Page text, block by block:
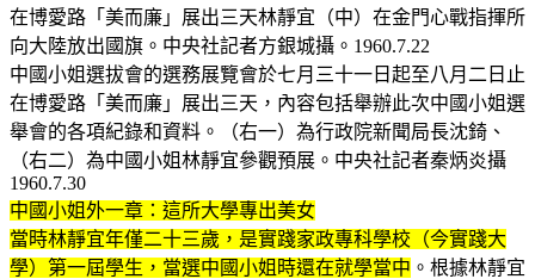
在博愛路「美而廉」展出三天林靜宜（中）在金門心戰指揮所
向大陸放出國旗。中央社記者方銀城攝。1960.7.22
中國小姐選拔會的選務展覽會於七月三十一日起至八月二日止
在博愛路「美而廉」展出三天，內容包括舉辦此次中國小姐選
舉會的各項紀錄和資料。（右一）為行政院新聞局長沈錡、
（右二）為中國小姐林靜宜參觀預展。中央社記者秦炳炎攝
1960.7.30
中國小姐外一章：這所大學專出美女
當時林靜宜年僅二十三歲，是實踐家政專科學校（今實踐大
學）第一屆學生，當選中國小姐時還在就學當中 。根據林靜宜